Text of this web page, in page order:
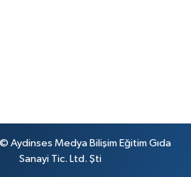
Aydinses Medya Bilişim Eğitim Gıda
Sanayi Tic. Ltd. Şti